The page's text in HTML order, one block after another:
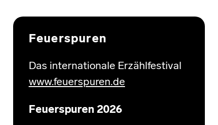
Skip back to main navigation
Feuerspuren
Das internationale Erzählfestival
www.feuerspuren.de
Feuerspuren 2026